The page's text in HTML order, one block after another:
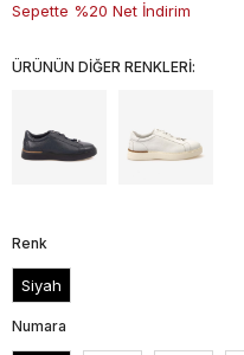
Sepette %20 Net İndirim
ÜRÜNÜN DİĞER RENKLERİ:
Renk
Siyah
Numara